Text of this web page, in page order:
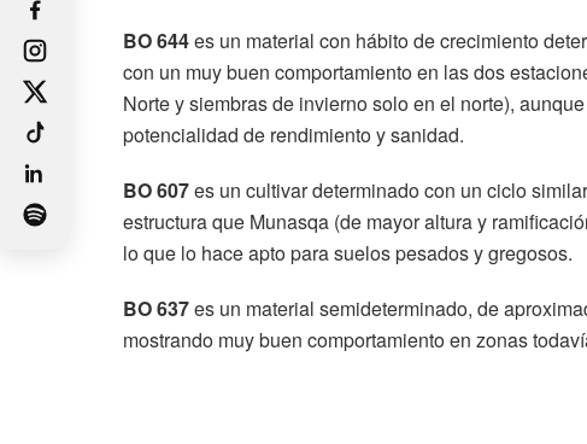
BO 644es un material con hábito de crecimiento
con un muy buen comportamiento en las dos
Norte y siembras de invierno solo en el norte),
potencialidad de rendimiento y sanidad.
BO 607es un cultivar determinado con un ciclo
estructura que Munasqa (de mayor altura y
lo que lo hace apto para suelos pesados y gregosos.
BO 637es un material semideterminado, de
mostrando muy buen comportamiento en zonas